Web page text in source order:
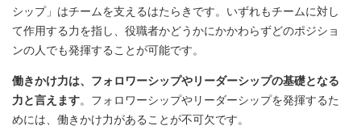
シップ」はチームを支えるはたらきです。いずれもチームに対し
て作用する力を指し、役職者かどうかにかかわらずどのポジショ
ンの人でも発揮することが可能です。
働きかけ力は、フォロワーシップやリーダーシップの基礎となる
力と言えます。フォロワーシップやリーダーシップを発揮するた
めには、働きかけ力があることが不可欠です。